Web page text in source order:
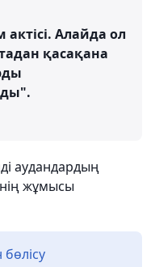
Алайда ол
қасақана
аудандардың
жұмысы